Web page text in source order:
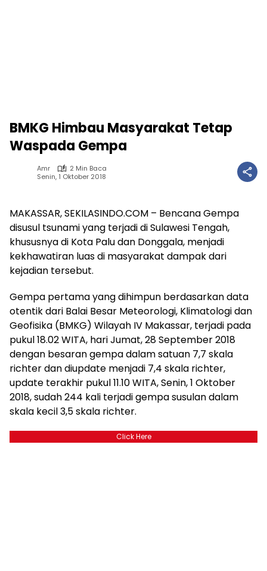
BMKG Himbau Masyarakat Tetap
Waspada Gempa
Amr
2 Min Baca
Senin, 1 Oktober 2018
MAKASSAR, SEKILASINDO.COM – Bencana Gempa
disusul tsunami yang terjadi di Sulawesi Tengah,
khususnya di Kota Palu dan Donggala, menjadi
kekhawatiran luas di masyarakat dampak dari
kejadian tersebut.
Gempa pertama yang dihimpun berdasarkan data
otentik dari Balai Besar Meteorologi, Klimatologi dan
Geofisika (BMKG) Wilayah IV Makassar, terjadi pada
pukul 18.02 WITA, hari Jumat, 28 September 2018
dengan besaran gempa dalam satuan 7,7 skala
richter dan diupdate menjadi 7,4 skala richter,
update terakhir pukul 11.10 WITA, Senin, 1 Oktober
2018, sudah 244 kali terjadi gempa susulan dalam
skala kecil 3,5 skala richter.
Click Here